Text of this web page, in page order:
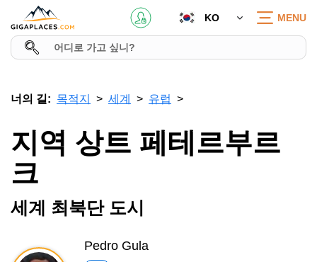
KO MENU
너의 길: 목적지 세계 유럽
지역 상트 페테르부르
크
세계 최북단 도시
Pedro Gula